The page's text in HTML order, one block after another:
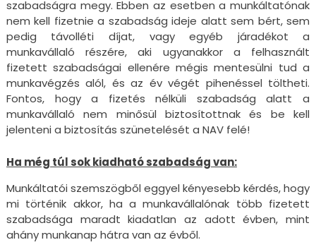
szabadságra megy. Ebben az esetben a munkáltatónak
nem kell fizetnie a szabadság ideje alatt sem bért, sem
pedig távolléti díjat, vagy egyéb járadékot a
munkavállaló részére, aki ugyanakkor a felhasznált
fizetett szabadságai ellenére mégis mentesülni tud a
munkavégzés alól, és az év végét pihenéssel töltheti.
Fontos, hogy a fizetés nélküli szabadság alatt a
munkavállaló nem minősül biztosítottnak és be kell
jelenteni a biztosítás szünetelését a NAV felé!
Ha még túl sok kiadható szabadság van:
Munkáltatói szemszögből eggyel kényesebb kérdés, hogy
mi történik akkor, ha a munkavállalónak több fizetett
szabadsága maradt kiadatlan az adott évben, mint
ahány munkanap hátra van az évből.